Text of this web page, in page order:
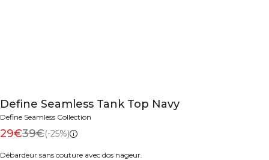
Define Seamless Tank Top Navy
Define Seamless Collection
29€39€(-25%)
Débardeur sans couture avec dos nageur.